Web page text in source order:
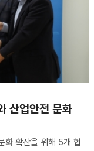
산업안전 문화
화 확산을 위해 5개 협